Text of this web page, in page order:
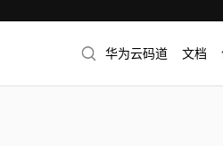
华为云码道 文档